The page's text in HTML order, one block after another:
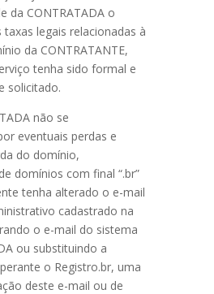
da CONTRATADA o
legais relacionadas à
da CONTRATANTE,
tenha sido formal e
solicitado.
não se
eventuais perdas e
do domínio,
domínios com final “.br”
tenha alterado o e-mail
cadastrado na
o e-mail do sistema
ou substituindo a
o Registro.br, uma
deste e-mail ou de